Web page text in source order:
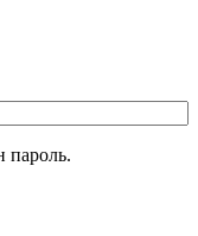
пароль.